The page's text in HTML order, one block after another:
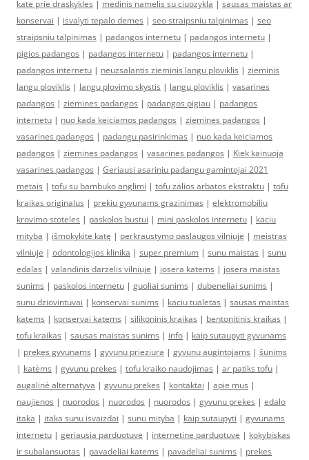
kate prie draskykles | medinis namelis su ciuozykla | sausas maistas ar
konservai | isvalyti tepalo demes | seo straipsniu talpinimas | seo
straipsniu talpinimas | padangos internetu | padangos internetu |
pigios padangos | padangos internetu | padangos internetu |
padangos internetu | neuzsalantis zieminis langu ploviklis | zieminis
langu ploviklis | langu plovimo skystis | langu ploviklis | vasarines
padangos | ziemines padangos | padangos pigiau | padangos
internetu | nuo kada keiciamos padangos | ziemines padangos |
vasarines padangos | padangu pasirinkimas | nuo kada keiciamos
padangos | ziemines padangos | vasarines padangos | Kiek kainuoja
vasarines padangos | Geriausi asariniu padangu gamintojai 2021
metais | tofu su bambuko anglimi | tofu zalios arbatos ekstraktu | tofu
kraikas originalus | prekiu gyvunams grazinimas | elektromobiliu
krovimo stoteles | paskolos bustui | mini paskolos internetu | kaciu
mityba | išmokykite katę | perkraustymo paslaugos vilniuje | meistras
vilniuje | odontologijos klinika | super premium | sunu maistas | sunu
edalas | valandinis darzelis vilniuje | josera katems | josera maistas
sunims | paskolos internetu | guoliai sunims | dubeneliai sunims |
sunu dziovintuvai | konservai sunims | kaciu tualetas | sausas maistas
katems | konservai katems | silikoninis kraikas | bentonitinis kraikas |
tofu kraikas | sausas maistas sunims | info | kaip sutaupyti gyvunams
| prekes gyvunams | gyvunu prieziura | gyvunu augintojams | šunims
| katėms | gyvunu prekes | tofu kraiko naudojimas | ar patiks tofu |
augalinė alternatyva | gyvunu prekes | kontaktai | apie mus |
naujienos | nuorodos | nuorodos | nuorodos | gyvunu prekes | edalo
itaka | itaka sunu isvaizdai | sunu mityba | kaip sutaupyti | gyvunams
internetu | geriausia parduotuve | internetine parduotuve | kokybiskas
ir subalansuotas | pavadeliai katems | pavadeliai sunims | prekes